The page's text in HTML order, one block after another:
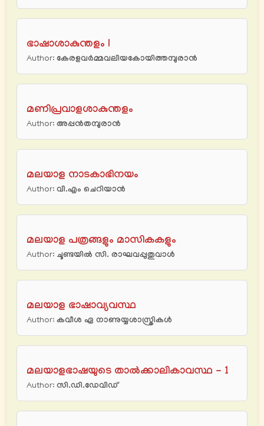
ഭാഷാശാകുന്തളം I
Author: കേരളവര്‍മ്മവലിയകോയിത്തമ്പുരാന്‍
മണിപ്രവാളശാകുന്തളം
Author: അപ്പന്‍തമ്പുരാന്‍
മലയാള നാടകാഭിനയം
Author: വി.എം ചെറിയാൻ
മലയാള പത്രങ്ങളും മാസികകളും
Author: ചൂണ്ടയിൽ സി. രാഘവപ്പുതുവാൾ
മലയാള ഭാഷാവ്യവസ്ഥ
Author: കവീശ ഏ നാണുയ്യശാസ്ത്രികൾ
മലയാളഭാഷയുടെ താൽക്കാലികാവസ്ഥ - 1
Author: സി.ഡി.ഡേവിഡ്